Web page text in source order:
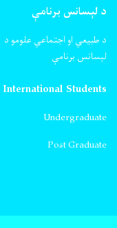
د لېسانس برنامې
د طبیعي او اجتماعي علومو د
لېسانس برنامې
International Students
Undergraduate
Post Graduate